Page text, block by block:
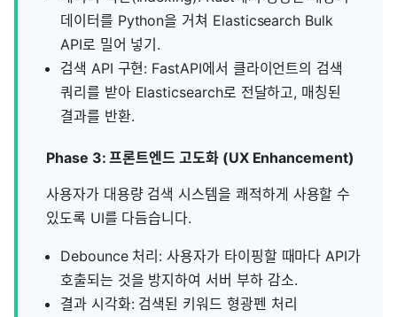
데이터를 Python을 거쳐 Elasticsearch Bulk
API로 밀어 넣기.
검색 API 구현: FastAPI에서 클라이언트의 검색
쿼리를 받아 Elasticsearch로 전달하고, 매칭된
결과를 반환.
Phase 3: 프론트엔드 고도화 (UX Enhancement)
사용자가 대용량 검색 시스템을 쾌적하게 사용할 수
있도록 UI를 다듬습니다.
Debounce 처리: 사용자가 타이핑할 때마다 API가
호출되는 것을 방지하여 서버 부하 감소.
결과 시각화: 검색된 키워드 형광펜 처리